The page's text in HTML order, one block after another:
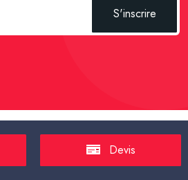
S'inscrire
-Réserver un Taxi
Devis